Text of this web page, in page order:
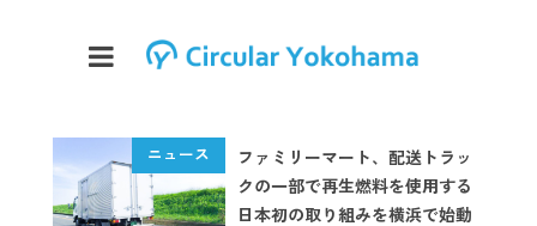
ファミリーマート、配送トラッ
クの一部で再生燃料を使用する
日本初の取り組みを横浜で始動